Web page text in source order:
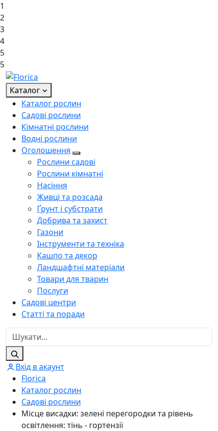
1
2
3
4
5
5
Каталог
Каталог рослин
Садові рослини
Кімнатні рослини
Водні рослини
Оголошення
Рослини садові
Рослини кімнатні
Насіння
Живці та розсада
Ґрунт і субстрати
Добрива та захист
Газони
Інструменти та техніка
Кашпо та декор
Ландшафтні матеріали
Товари для тварин
Послуги
Садові центри
Статті та поради
Вхід в акаунт
Florica
Каталог рослин
Садові рослини
Місце висадки: зелені перегородки та рівень
освітлення: тінь - гортензії